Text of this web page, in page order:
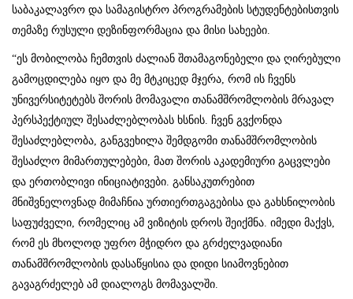
საბაკალავრო და სამაგისტრო პროგრამების სტუდენტებისთვის
თემაზე რუსული დეზინფორმაცია და მისი სახეები.
“ეს მობილობა ჩემთვის ძალიან შთამაგონებელი და ღირებული
გამოცდილება იყო და მე მტკიცედ მჯერა, რომ ის ჩვენს
უნივერსიტეტებს შორის მომავალი თანამშრომლობის მრავალ
პერსპექტიულ შესაძლებლობას ხსნის. ჩვენ გვქონდა
შესაძლებლობა, განგვეხილა შემდგომი თანამშრომლობის
შესაძლო მიმართულებები, მათ შორის აკადემიური გაცვლები
და ერთობლივი ინიციატივები. განსაკუთრებით
მნიშვნელოვნად მიმაჩნია ურთიერთგაგებისა და გახსნილობის
საფუძველი, რომელიც ამ ვიზიტის დროს შეიქმნა. იმედი მაქვს,
რომ ეს მხოლოდ უფრო მჭიდრო და გრძელვადიანი
თანამშრომლობის დასაწყისია და დიდი სიამოვნებით
გავაგრძელებ ამ დიალოგს მომავალში.